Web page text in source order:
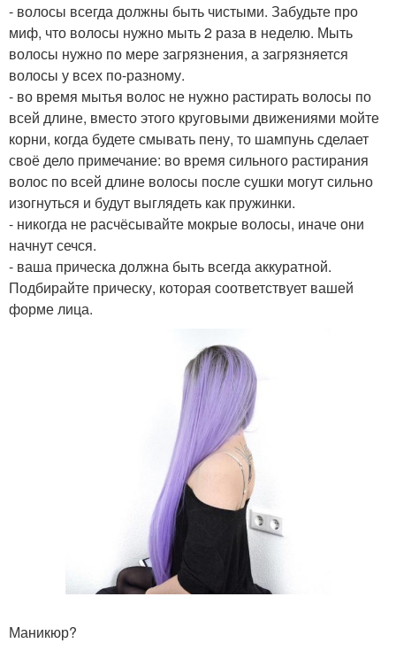
- волосы всегда должны быть чистыми. Забудьте про
миф, что волосы нужно мыть 2 раза в неделю. Мыть
волосы нужно по мере загрязнения, а загрязняется
волосы у всех по-разному.
- во время мытья волос не нужно растирать волосы по
всей длине, вместо этого круговыми движениями мойте
корни, когда будете смывать пену, то шампунь сделает
своё дело примечание: во время сильного растирания
волос по всей длине волосы после сушки могут сильно
изогнуться и будут выглядеть как пружинки.
- никогда не расчёсывайте мокрые волосы, иначе они
начнут сечся.
- ваша прическа должна быть всегда аккуратной.
Подбирайте прическу, которая соответствует вашей
форме лица.
Маникюр?